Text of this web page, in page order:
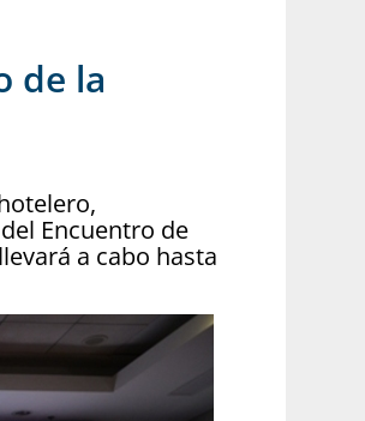
de la
Encuentro de
a cabo hasta